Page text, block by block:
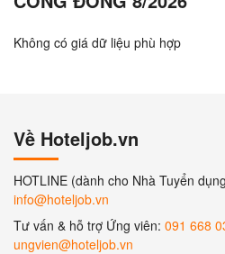
Không có giá dữ liệu phù hợp
Về Hoteljob.vn
HOTLINE (dành cho Nhà Tuyển
info@hoteljob.vn
Tư vấn & hỗ trợ Ứng viên: 091 668
ungvien@hoteljob.vn